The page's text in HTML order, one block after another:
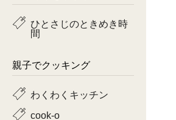
ひとさじのときめき時
間
親子でクッキング
わくわくキッチン
cook-o